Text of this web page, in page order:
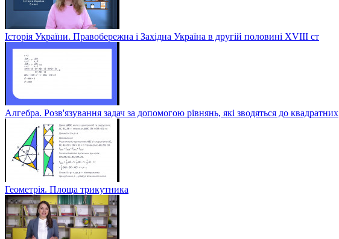
Історія України. Правобережна і Західна Україна в другій половині XVIII ст
Алгебра. Розв'язування задач за допомогою рівнянь, які зводяться до квадратних
Геометрія. Площа трикутника